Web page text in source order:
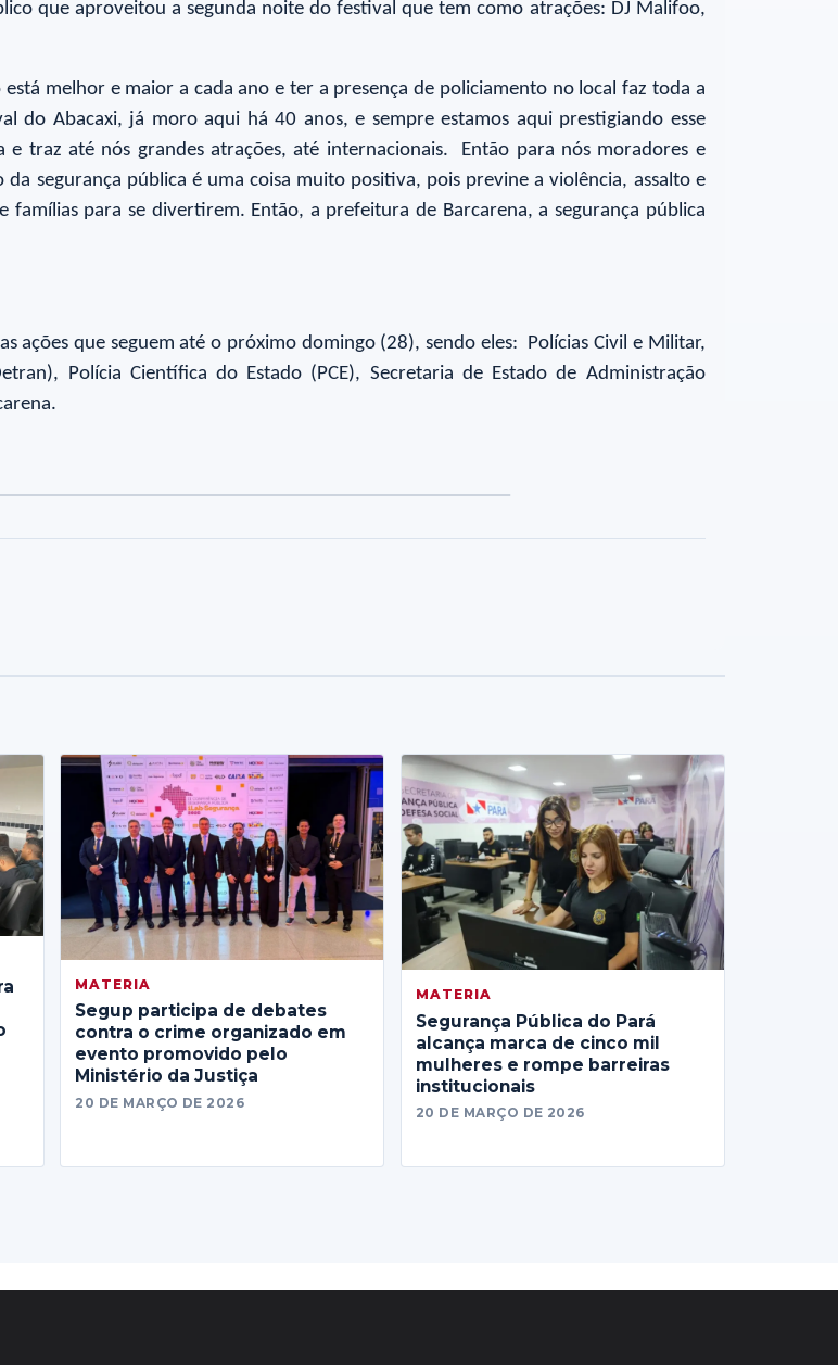
que aproveitou a segunda noite do festival que tem como atrações: DJ Malifoo,
melhor e maior a cada ano e ter a presença de policiamento no local faz toda a
do Abacaxi, já moro aqui há 40 anos, e sempre estamos aqui prestigiando esse
traz até nós grandes atrações, até internacionais. Então para nós moradores e
segurança pública é uma coisa muito positiva, pois previne a violência, assalto e
para se divertirem. Então, a prefeitura de Barcarena, a segurança pública
ações que seguem até o próximo domingo (28), sendo eles: Polícias Civil e Militar,
Polícia Científica do Estado (PCE), Secretaria de Estado de Administração
MATERIA
Segup participa de debates
contra o crime organizado em
evento promovido pelo
Ministério da Justiça
20 DE MARÇO DE 2026
MATERIA
Segurança Pública do Pará
alcança marca de cinco mil
mulheres e rompe barreiras
institucionais
20 DE MARÇO DE 2026